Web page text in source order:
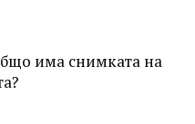
има снимката на